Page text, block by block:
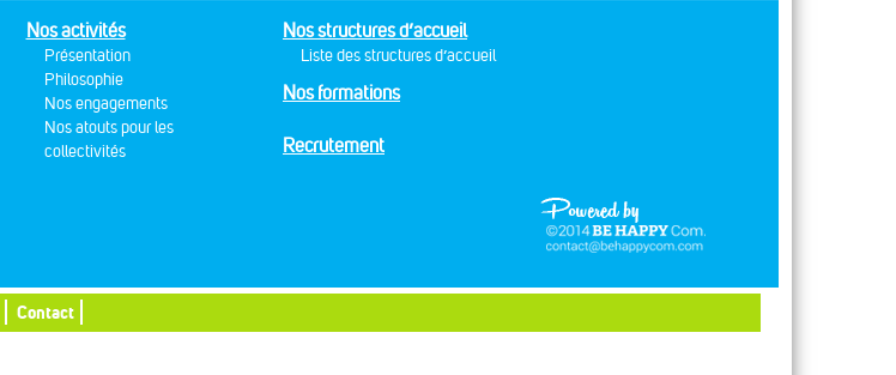
Nos activités
Présentation
Philosophie
Nos engagements
Nos atouts pour les
collectivités
Nos structures d’accueil
Liste des structures d’accueil
Nos formations
Recrutement
Contact